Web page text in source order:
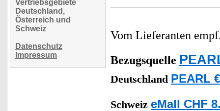
Vertriebsgebiete
Deutschland,
Österreich und
Schweiz
Datenschutz
Impressum
Vom Lieferanten
Bezugsquelle
Deutschland PEARL
Schweiz eMall CHF